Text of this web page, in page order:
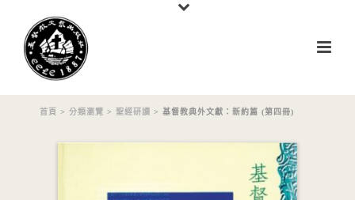
首頁 > 分類瀏覽 > 聖經研讀 > 基督教典外文獻：新約篇 (第四冊)